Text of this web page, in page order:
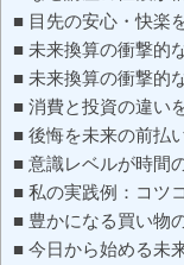
■ 目先の安心・快楽
■ 未来換算の衝撃的
■ 未来換算の衝撃的
■ 消費と投資の違い
■ 後悔を未来の前払
■ 意識レベルが時間
■ 私の実践例：コツ
■ 豊かになる買い物
■ 今日から始める未